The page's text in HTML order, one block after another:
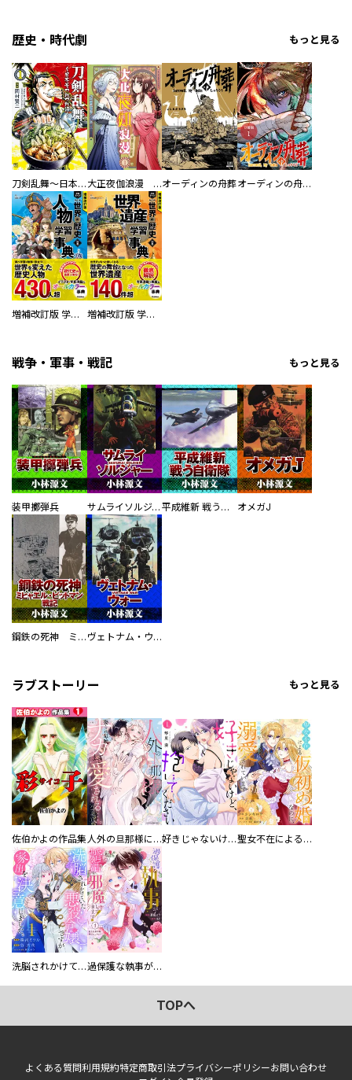
歴史・時代劇 もっと見る
刀剣乱舞～日本号つれづれ酒～ 大正夜伽浪漫 －金曜日の花嫁—オーディンの舟葬 オーディンの舟葬 分冊版
増補改訂版 学研まんが NEW世界の歴史 別巻 人物学習事典 増補改訂版 学研まんが NEW世界の歴史 別巻 世界遺産学習事典
戦争・軍事・戦記 もっと見る
装甲擲弾兵 サムライソルジャー SAMURAI SOLDIER 平成維新 戦う自衛隊 オメガJ
鋼鉄の死神 ミヒャエル・ビットマン戦記 ヴェトナム・ウォー VIETNAM WAR
ラブストーリー もっと見る
佐伯かよの作品集 人外の旦那様に娶られ毎晩ナカまで愛される…。アンソロジー 好きじゃないけど、抱いてください【電子単行本版／特典おまけ付き】 聖女不在による仮初め婚なのに、不器用な王太子に溺愛されています【電子単行本版／特典おまけ付き】
洗脳されかけていた悪役令嬢ですが家出を決意しました。【電子単行本版／特典おまけ付き】 過保護な執事が私の婚活を邪魔してきます！ 分冊版
TOPへ
よくある質問利用規約特定商取引法プライバシーポリシーお問い合わせ